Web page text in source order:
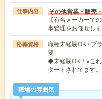
仕事内容 その他営業・販売
【有名メーカーで
事管理をお任せし
応募資格
職種未経験OK / ブ
要
◆未経験OK！※こ
タートされてます
職場の雰囲気